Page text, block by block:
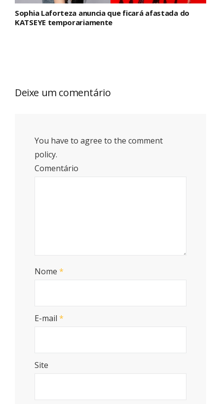
Sophia Laforteza anuncia que ficará afastada do
KATSEYE temporariamente
Deixe um comentário
You have to agree to the comment
policy.
Comentário
Nome *
E-mail *
Site